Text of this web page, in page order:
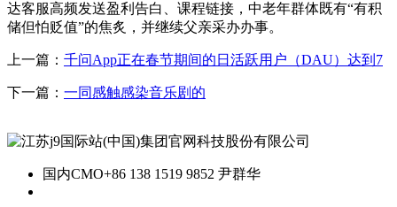
达客服高频发送盈利告白、课程链接，中老年群体既有“有积
储但怕贬值”的焦炙，并继续父亲采办办事。
上一篇： 千问App正在春节期间的日活跃用户（DAU）达到7
下一篇： 一同感触感染音乐剧的
国内CMO+86 138 1519 9852 尹群华